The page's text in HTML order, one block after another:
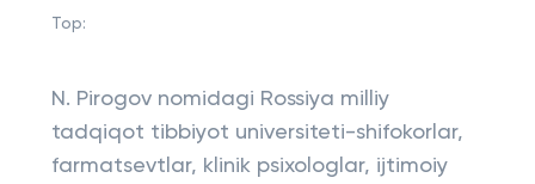
Top:
N. Pirogov nomidagi Rossiya milliy
tadqiqot tibbiyot universiteti-shifokorlar,
farmatsevtlar, klinik psixologlar, ijtimoiy